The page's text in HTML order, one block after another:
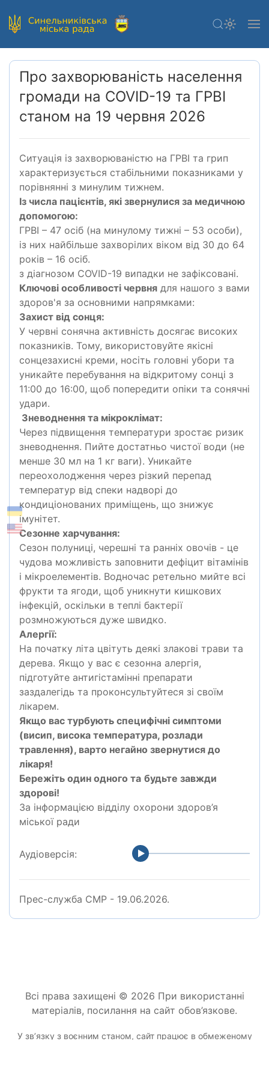
Про захворюваність населення
громади на COVID-19 та ГРВІ
станом на 19 червня 2026
Ситуація із захворюваністю на ГРВІ та грип
характеризується стабільними показниками у
порівнянні з минулим тижнем.
Із числа пацієнтів, які звернулися за медичною
допомогою:
ГРВІ – 47 осіб (на минулому тижні – 53 особи),
із них найбільше захворілих віком від 30 до 64
років – 16 осіб.
з діагнозом COVID-19 випадки не зафіксовані.
Ключові особливості червня для нашого з вами
здоров'я за основними напрямками:
Захист від сонця:
У червні сонячна активність досягає високих
показників. Тому, використовуйте якісні
сонцезахисні креми, носіть головні убори та
уникайте перебування на відкритому сонці з
11:00 до 16:00, щоб попередити опіки та сонячні
удари.
Зневоднення та мікроклімат:
Через підвищення температури зростає ризик
зневоднення. Пийте достатньо чистої води (не
менше 30 мл на 1 кг ваги). Уникайте
переохолодження через різкий перепад
температур від спеки надворі до
кондиціонованих приміщень, що знижує
імунітет.
Сезонне харчування:
Сезон полуниці, черешні та ранніх овочів - це
чудова можливість заповнити дефіцит вітамінів
і мікроелементів. Водночас ретельно мийте всі
фрукти та ягоди, щоб уникнути кишкових
інфекцій, оскільки в теплі бактерії
розмножуються дуже швидко.
Алергії:
На початку літа цвітуть деякі злакові трави та
дерева. Якщо у вас є сезонна алергія,
підготуйте антигістамінні препарати
заздалегідь та проконсультуйтеся зі своїм
лікарем.
Якщо вас турбують специфічні симптоми
(висип, висока температура, розлади
травлення), варто негайно звернутися до
лікаря!
Бережіть один одного та будьте завжди
здорові!
За інформацією відділу охорони здоров’я
міської ради
Аудіоверсія:
Прес-служба СМР - 19.06.2026.
Всі права захищені © 2026 При використанні
матеріалів, посилання на сайт обов’язкове.
У звʼязку з воєнним станом, сайт працює в обмеженому